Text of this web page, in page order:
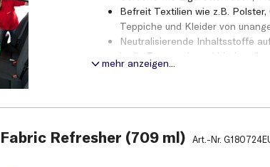
Befreit Textilien wie z.B.
Teppiche und Kleider von
Neutralisierende Inhaltsstoffe
in die Fasern ein und binden
Eine leichte Parfümierung sorgt
mehr anzeigen...
Refresher (709 ml) Art.-Nr.